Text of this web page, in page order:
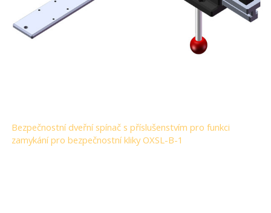
Bezpečnostní dveřní spínač s příslušenstvím pro funkci
zamykání pro bezpečnostní kliky OXSL-B-1